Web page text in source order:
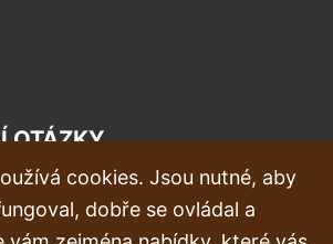
OTÁZKY
cookies. Jsou nutné, aby
dobře se ovládal a